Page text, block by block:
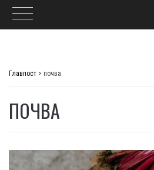
Главпост > почва
ПОЧВА